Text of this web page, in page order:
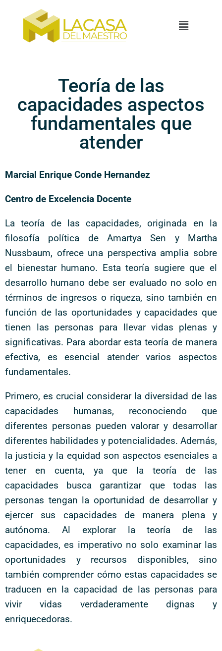
Teoría de las
capacidades aspectos
fundamentales que
atender
Marcial Enrique Conde Hernandez
Centro de Excelencia Docente
La teoría de las capacidades, originada en la
filosofía política de Amartya Sen y Martha
Nussbaum, ofrece una perspectiva amplia sobre
el bienestar humano. Esta teoría sugiere que el
desarrollo humano debe ser evaluado no solo en
términos de ingresos o riqueza, sino también en
función de las oportunidades y capacidades que
tienen las personas para llevar vidas plenas y
significativas. Para abordar esta teoría de manera
efectiva, es esencial atender varios aspectos
fundamentales.
Primero, es crucial considerar la diversidad de las
capacidades humanas, reconociendo que
diferentes personas pueden valorar y desarrollar
diferentes habilidades y potencialidades. Además,
la justicia y la equidad son aspectos esenciales a
tener en cuenta, ya que la teoría de las
capacidades busca garantizar que todas las
personas tengan la oportunidad de desarrollar y
ejercer sus capacidades de manera plena y
autónoma. Al explorar la teoría de las
capacidades, es imperativo no solo examinar las
oportunidades y recursos disponibles, sino
también comprender cómo estas capacidades se
traducen en la capacidad de las personas para
vivir vidas verdaderamente dignas y
enriquecedoras.